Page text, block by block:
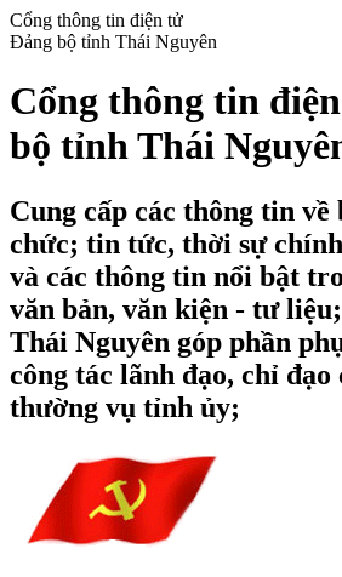
Cổng thông tin điện tử
Đảng bộ tỉnh Thái Nguyên
Cổng thông tin
bộ tỉnh Thái
Cung cấp các thông tin về
chức; tin tức, thời sự
và các thông tin nổi bật
văn bản, văn kiện - tư
Thái Nguyên góp phần
công tác lãnh đạo, chỉ đạo
thường vụ tỉnh ủy;